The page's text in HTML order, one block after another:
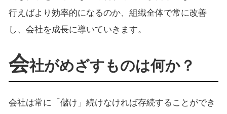
行えばより効率的になるのか、組織全体で常に改善
し、会社を成長に導いていきます。
会社がめざすものは何か？
会社は常に「儲け」続けなければ存続することができ